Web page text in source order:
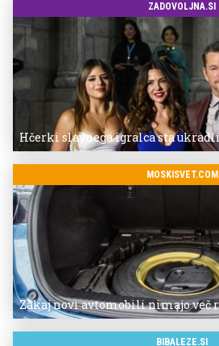
ZADOVOLJNA.SI
Hčerki slavnega igralca sta
MOSKISVET.COM
Zakaj novi avtomobili nimajo več
BIBALEZE.SI